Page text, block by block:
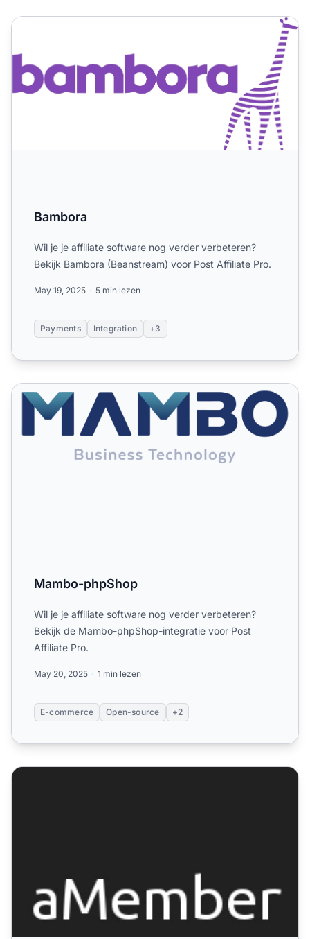
Bambora
Bambora
Wil je je affiliate software nog verder verbeteren?
Bekijk Bambora (Beanstream) voor Post Affiliate Pro.
May 19, 2025 5 min lezen
Payments Integration +3
Mambo-phpShop
Mambo-phpShop
Wil je je affiliate software nog verder verbeteren?
Bekijk de Mambo-phpShop-integratie voor Post
Affiliate Pro.
May 20, 2025 1 min lezen
E-commerce Open-source +2
aMember